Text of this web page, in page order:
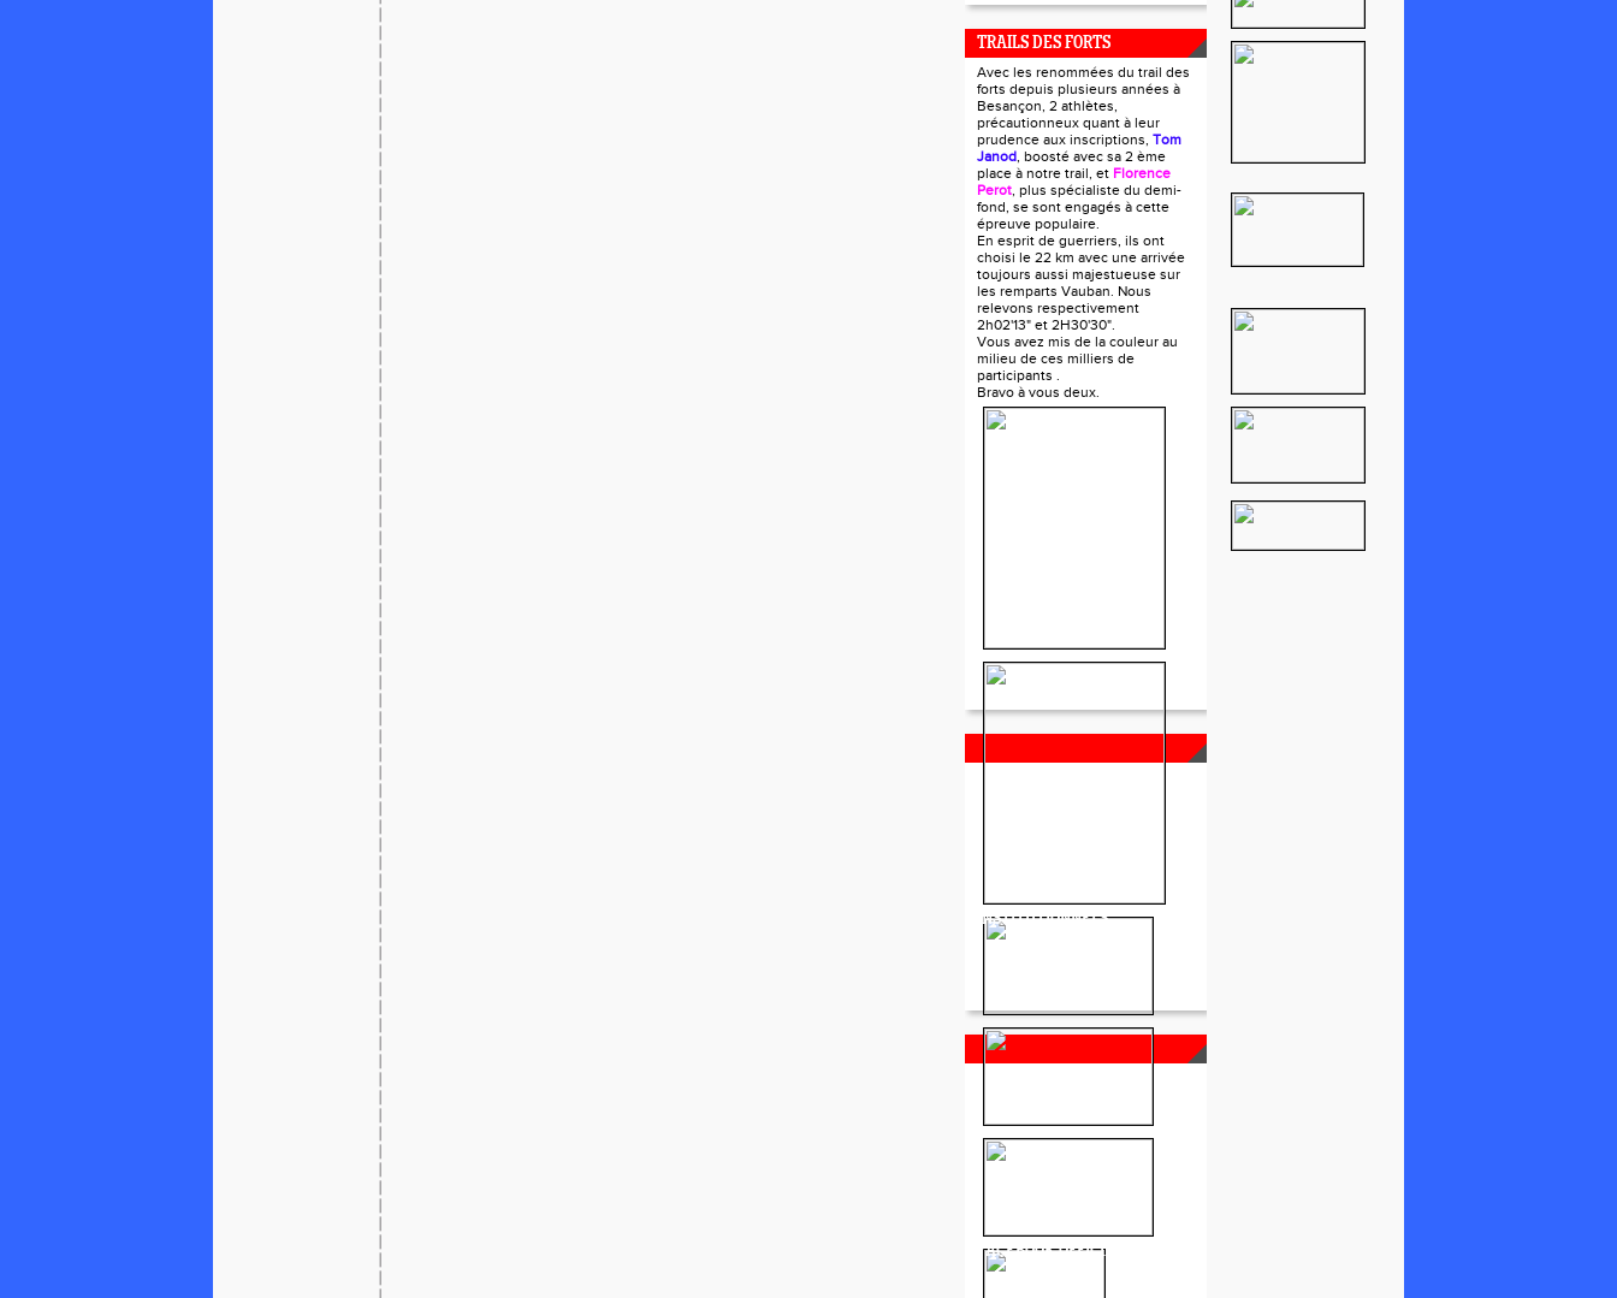
TRAILS DES FORTS
Avec les renommées du trail des
forts depuis plusieurs années à
Besançon, 2 athlètes,
précautionneux quant à leur
prudence aux inscriptions, Tom
Janod, boosté avec sa 2 ème
place à notre trail, et Florence
Perot, plus spécialiste du demi-
fond, se sont engagés à cette
épreuve populaire.
En esprit de guerriers, ils ont
choisi le 22 km avec une arrivée
toujours aussi majestueuse sur
les remparts Vauban. Nous
relevons respectivement
2h02'13" et 2H30'30".
Vous avez mis de la couleur au
milieu de ces milliers de
participants .
Bravo à vous deux.
INSTITUTIONNELS
FACEBOOK OFFICIEL